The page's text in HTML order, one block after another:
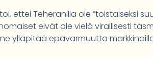
ettei Teheranilla ole ”toistaiseksi
eivät ole vielä virallisesti
ylläpitää epävarmuutta